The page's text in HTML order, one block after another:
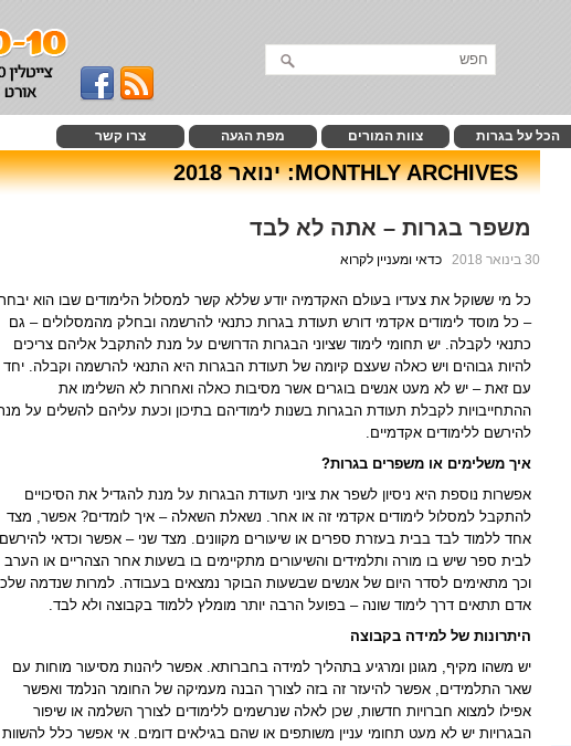
הכל על בגרות צוות המורים מפת הגעה צרו קשר
MONTHLY ARCHIVES: ינואר 2018
משפר בגרות – אתה לא לבד
30 בינואר 2018 כדאי ומעניין לקרוא
כל מי ששוקל את צעדיו בעולם האקדמיה יודע שללא קשר למסלול הלימודים שבו הוא יבחר
– כל מוסד לימודים אקדמי דורש תעודת בגרות כתנאי להרשמה ובחלק מהמסלולים – גם
כתנאי לקבלה. יש תחומי לימוד שציוני הבגרות הדרושים על מנת להתקבל אליהם צריכים
להיות גבוהים ויש כאלה שעצם קיומה של תעודת הבגרות היא התנאי להרשמה וקבלה. יחד
עם זאת – יש לא מעט אנשים בוגרים אשר מסיבות כאלה ואחרות לא השלימו את
ההתחייבויות לקבלת תעודת הבגרות בשנות לימודיהם בתיכון וכעת עליהם להשלים על
להירשם ללימודים אקדמיים.
איך משלימים או משפרים בגרות?
אפשרות נוספת היא ניסיון לשפר את ציוני תעודת הבגרות על מנת להגדיל את הסיכויים
להתקבל למסלול לימודים אקדמי זה או אחר. נשאלת השאלה – איך לומדים? אפשר, מצד
אחד ללמוד לבד בבית בעזרת ספרים או שיעורים מקוונים. מצד שני – אפשר וכדאי להירשם
לבית ספר שיש בו מורה ותלמידים והשיעורים מתקיימים בו בשעות אחר הצהריים או הערב
וכך מתאימים לסדר היום של אנשים שבשעות הבוקר נמצאים בעבודה. למרות שנדמה
אדם תתאים דרך לימוד שונה – בפועל הרבה יותר מומלץ ללמוד בקבוצה ולא לבד.
היתרונות של למידה בקבוצה
יש משהו מקיף, מגונן ומרגיע בתהליך למידה בחברותא. אפשר ליהנות מסיעור מוחות עם
שאר התלמידים, אפשר להיעזר זה בזה לצורך הבנה מעמיקה של החומר הנלמד ואפשר
אפילו למצוא חברויות חדשות, שכן לאלה שנרשמים ללימודים לצורך השלמה או שיפור
הבגרויות יש לא מעט תחומי עניין משותפים או שהם בגילאים דומים. אי אפשר כלל להשוות